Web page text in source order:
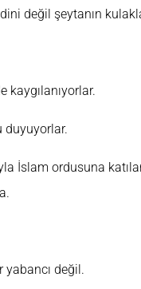
değil şeytanın
kaygılanıyorlar.
duyuyorlar.
İslam ordusuna
yabancı değil.